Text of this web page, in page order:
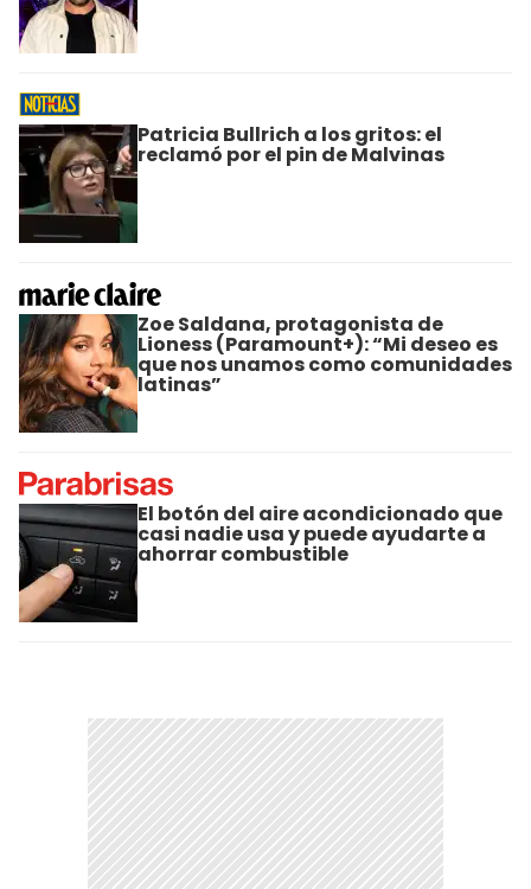
Patricia Bullrich a los gritos: el
reclamó por el pin de Malvinas
Zoe Saldana, protagonista de
Lioness (Paramount+): “Mi deseo es
que nos unamos como comunidades
latinas”
El botón del aire acondicionado que
casi nadie usa y puede ayudarte a
ahorrar combustible